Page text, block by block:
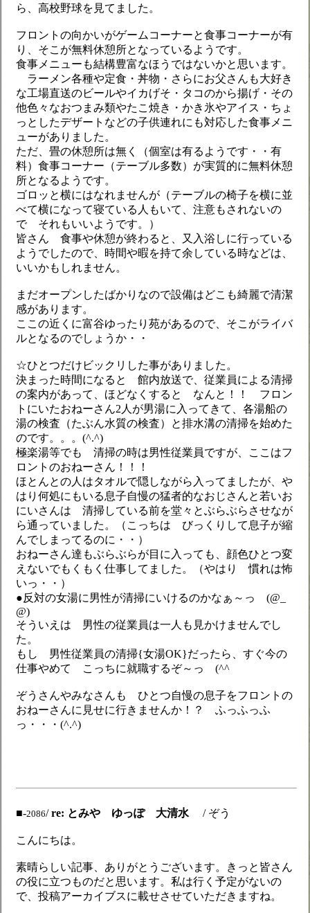
ら、高校野球を見てました。
フロントの向かいがゲームコーナーと食事コーナーが有
り、そこが無料休憩所となっているようです。
食事メニューも結構豊富なほうではないかと思います。
ラーメン各種や定食・丼物・さらにお父さんも大好き
な工場直送のビールやイカげそ・タコのから揚げ・その
他色々なおつまみ類やたこ焼き・かき氷やアイス・ちょ
っとしたデザートなどの子供連れにも対応した食事メニ
ューがありました。
ただ、畳の休憩所は無く（個室は有るようです・・有
料）食事コーナー（テーブル多数）が実質的に無料休憩
所となるようです。
ゴロッと横にはなれませんが（テーブルの椅子を横に並
べて横になって寝ている人もいて、注意もされないの
で それもいいようです。）
皆さん 食事や休憩が終わると、又入浴しに行っている
ようでしたので、時間や暇を持て余している時などは、
いいかもしれません。
まだオープンしたばかりなので設備はどこも綺麗で清潔
感があります。
ここの近くに富谷ゆったり苑があるので、そこがライバ
ルとなるのでしょうか・・
☆ひとつだけビックリした事がありました。
決まった時間になると 館内放送で、従業員による清掃
の案内があって、ほどなくすると なんと！！ フロン
トにいたおねーさん2人が男湯に入ってきて、各湯船の
湯の検査（たぶん水質の検査）と排水溝の清掃を始めた
のです。。。(^.^)
極楽湯等でも 清掃の時は男性従業員ですが、ここはフ
ロントのおねーさん！！！
ほとんとの人はタオルで隠しながら入ってましたが、や
はり何処にもいる息子自慢の猛者的なおじさんと若いお
にいさんは 清掃している前を堂々とぶらぶらさせなが
ら通っていました。（こっちは びっくりして息子が縮
んでしまってるのに・・）
おねーさん達もぶらぶらが目に入っても、顔色ひとつ変
えないでもくもく仕事してました。（やはり 慣れは怖
いっ・・）
●反対の女湯に男性が清掃にいけるのかなぁ～っ (@_
@)
そういえは 男性の従業員は一人も見かけませんでし
た。
もし 男性従業員の清掃{女湯OK}だったら、すぐ今の
仕事やめて こっちに就職するぞ～っ (^^ゞ
ぞうさんやみなさんも ひとつ自慢の息子をフロントの
おねーさんに見せに行きませんか！？ ふっふっふ
っ・・・(^.^)
■-2086/re: とみや ゆっぽ 大清水 / ぞう
こんにちは。
素晴らしい記事、ありがとうございます。きっと皆さん
の役に立つものだと思います。私は行く予定がないの
で、投稿アーカイブスに載せさせていただきますね。